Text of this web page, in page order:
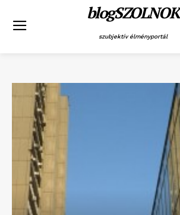
blogSZOLNOK
szubjektív élményportál